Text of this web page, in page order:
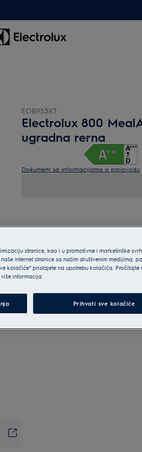
EOB9S3XT
Electrolux 800
ugradna rerna
Dokument sa informacijama o proizvodu
stranice, kao i u promotivne i marketinške
internet stranice sa našim društvenim medijima,
kolačiće“ pristajete na upotrebu kolačića. Pročitajte
informacija.
Prihvati sve kolačiće